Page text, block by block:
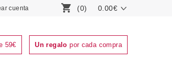
cuenta (0) 0.00€
59€ Un regalo por cada compra